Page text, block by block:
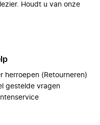
Houdt u van onze
herroepen (Retourneren)
gestelde vragen